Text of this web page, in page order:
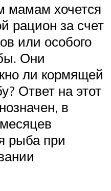
мамам хочется
рацион за счет
или особого
Они
ли кормящей
Ответ на этот
в
рыба при